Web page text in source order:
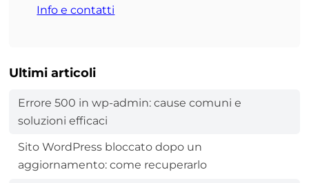
Info e contatti
Ultimi articoli
Errore 500 in wp-admin: cause comuni e
soluzioni efficaci
Sito WordPress bloccato dopo un
aggiornamento: come recuperarlo